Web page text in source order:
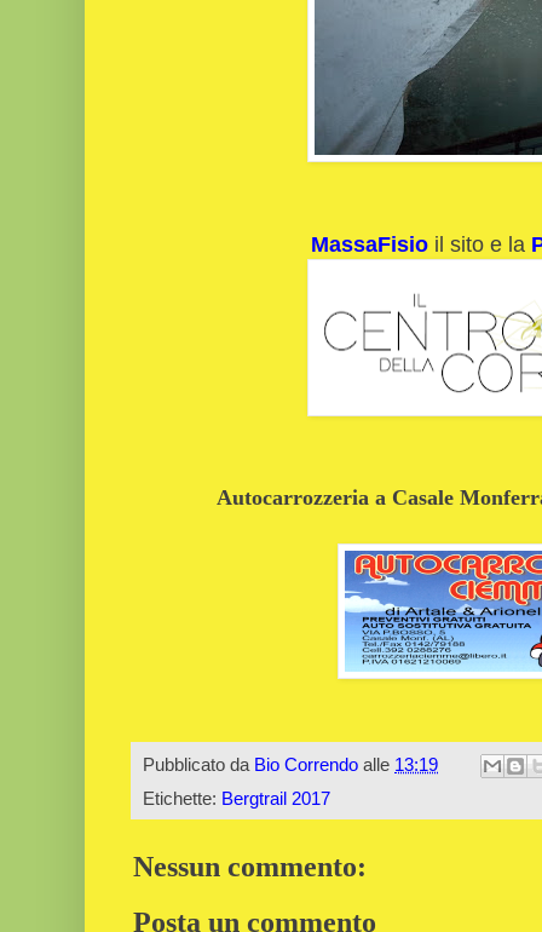
MassaFisio il sito e la
Autocarrozzeria a Casale
Pubblicato da Bio Correndo alle 13:19
Etichette: Bergtrail 2017
Nessun commento:
Posta un commento